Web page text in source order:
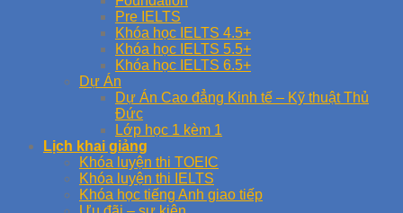
Pre IELTS
Khóa học IELTS 4.5+
Khóa học IELTS 5.5+
Khóa học IELTS 6.5+
Dự Án
Dự Án Cao đẳng Kinh tế – Kỹ thuật Thủ
Đức
Lớp học 1 kèm 1
Lịch khai giảng
Khóa luyện thi TOEIC
Khóa luyện thi IELTS
Khóa học tiếng Anh giao tiếp